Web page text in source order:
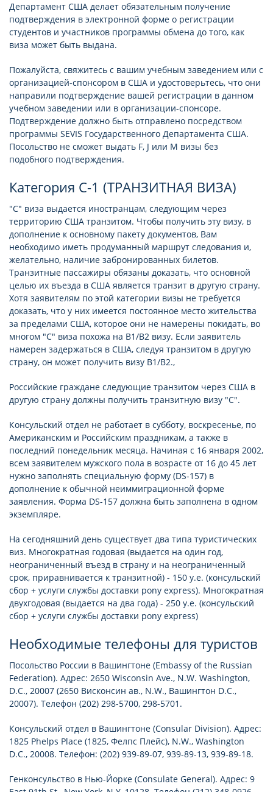
Департамент США делает обязательным получение
подтверждения в электронной форме о регистрации
студентов и участников программы обмена до того, как
виза может быть выдана.
Пожалуйста, свяжитесь с вашим учебным заведением или с
организацией-спонсором в США и удостоверьтесь, что они
направили подтверждение вашей регистрации в данном
учебном заведении или в организации-спонсоре.
Подтверждение должно быть отправлено посредством
программы SEVIS Государственного Департамента США.
Посольство не сможет выдать F, J или М визы без
подобного подтверждения.
Категория C-1 (ТРАНЗИТНАЯ ВИЗА)
"С" виза выдается иностранцам, следующим через
территорию США транзитом. Чтобы получить эту визу, в
дополнение к основному пакету документов, Вам
необходимо иметь продуманный маршрут следования и,
желательно, наличие забронированных билетов.
Транзитные пассажиры обязаны доказать, что основной
целью их въезда в США является транзит в другую страну.
Хотя заявителям по этой категории визы не требуется
доказать, что у них имеется постоянное место жительства
за пределами США, которое они не намерены покидать, во
многом "С" виза похожа на В1/В2 визу. Если заявитель
намерен задержаться в США, следуя транзитом в другую
страну, он может получить визу В1/В2.,
Российские граждане следующие транзитом через США в
другую страну должны получить транзитную визу "С".
Консульский отдел не работает в субботу, воскресенье, по
Американским и Российским праздникам, а также в
последний понедельник месяца. Начиная с 16 января 2002,
всем заявителем мужского пола в возрасте от 16 до 45 лет
нужно заполнять специальную форму (DS-157) в
дополнение к обычной неиммиграционной форме
заявления. Форма DS-157 должна быть заполнена в одном
экземпляре.
На сегодняшний день существует два типа туристических
виз. Многократная годовая (выдается на один год,
неограниченный въезд в страну и на неограниченный
срок, приравнивается к транзитной) - 150 у.е. (консульский
сбор + услуги службы доставки pony express). Многократная
двухгодовая (выдается на два года) - 250 у.е. (консульский
сбор + услуги службы доставки pony express)
Необходимые телефоны для туристов
Посольство России в Вашингтоне (Embassy of the Russian
Federation). Адрес: 2650 Wisconsin Ave., N.W. Washington,
D.C., 20007 (2650 Висконсин ав., N.W., Вашингтон D.C.,
20007). Телефон (202) 298-5700, 298-5701.
Консульский отдел в Вашингтоне (Consular Division). Адрес:
1825 Phelps Place (1825, Фелпс Плейс), N.W., Washington
D.C., 20008. Телефон: (202) 939-89-07, 939-89-13, 939-89-18.
Генконсульство в Нью-Йорке (Consulate General). Адрес: 9